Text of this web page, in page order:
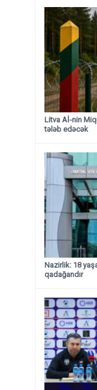
Litva Aİ-nin
tələb edəcək
Nazirlik: 18
qadağandır